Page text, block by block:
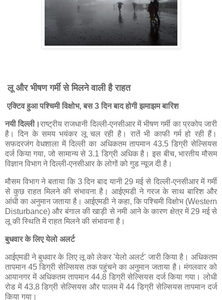
लू और भीषण गर्मी से मिलने वाली है राहत
एक्टिव हुआ पश्चिमी विक्षोभ, बस 3 दिन बाद होगी झमाझम बारिश
नयी दिल्ली।राष्ट्रीय राजधानी दिल्ली-एनसीआर में भीषण गर्मी का प्रकोप जारी
है। दिन के समय भयंकर लू चल रही है। रातें भी काफी गर्म हो रही हैं।
सफदरजंग वेधशाला में दिल्ली का अधिकतम तापमान 43.5 डिग्री सेल्सियस
दर्ज किया गया, जो सामान्य से 3.1 डिग्री अधिक है। इस बीच, भारतीय मौसम
विज्ञान विभाग ने दिल्ली-एनसीआर के लोगों को गुड न्यूज दी है।
मौसम विभाग ने बताया कि 3 दिन बाद यानी 29 मई से दिल्ली-एनसीआर में गर्मी
से कुछ राहत मिलने की संभावना है। आईएमडी ने गरज के साथ बारिश और
आंधी का अनुमान जताया है। आईएमडी ने कहा, कि पश्चिमी विक्षोभ (Western
Disturbance) और बंगाल की खाड़ी से नमी आने के कारण क्षेत्र में 29 मई से
लू की स्थिति में राहत मिलने की संभावना है।
बुधवार के लिए येलो अलर्ट
आईएमडी ने बुधवार के लिए लू को लेकर 'येलो अलर्ट' जारी किया है। अधिकतम
तापमान 45 डिग्री सेल्सियस तक पहुंचने का अनुमान जताया है। मंगलवार को
आयानगर में अधिकतम तापमान 44.8 डिग्री सेल्सियस दर्ज किया गया। लोधी
रोड में 43.8 डिग्री सेल्सियस और पालम में 44 डिग्री सेल्सियस तापमान दर्ज
किया गया।